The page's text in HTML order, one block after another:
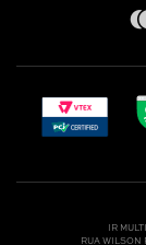
Nossas Lojas
IR
RUA WILSON